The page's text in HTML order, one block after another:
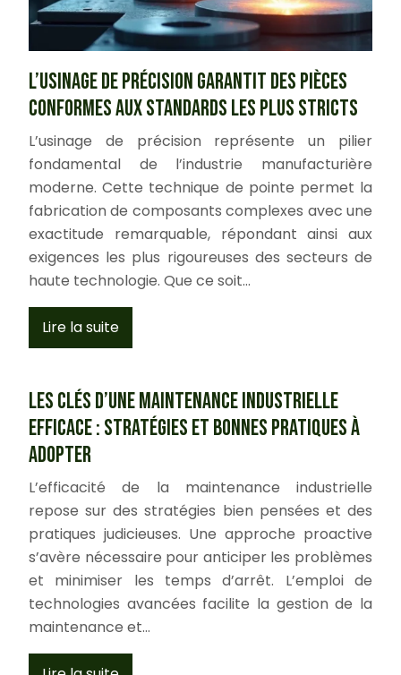
L’usinage de précision garantit des pièces
conformes aux standards les plus stricts
L’usinage de précision représente un pilier
fondamental de l’industrie manufacturière
moderne. Cette technique de pointe permet la
fabrication de composants complexes avec une
exactitude remarquable, répondant ainsi aux
exigences les plus rigoureuses des secteurs de
haute technologie. Que ce soit…
Lire la suite
Les clés d’une maintenance industrielle
efficace : stratégies et bonnes pratiques à
adopter
L’efficacité de la maintenance industrielle
repose sur des stratégies bien pensées et des
pratiques judicieuses. Une approche proactive
s’avère nécessaire pour anticiper les problèmes
et minimiser les temps d’arrêt. L’emploi de
technologies avancées facilite la gestion de la
maintenance et…